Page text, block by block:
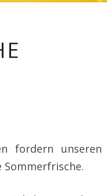
fordern unseren
Sommerfrische.